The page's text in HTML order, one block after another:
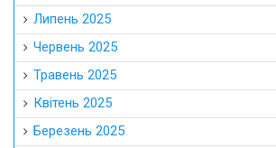
Липень 2025
Червень 2025
Травень 2025
Квітень 2025
Березень 2025